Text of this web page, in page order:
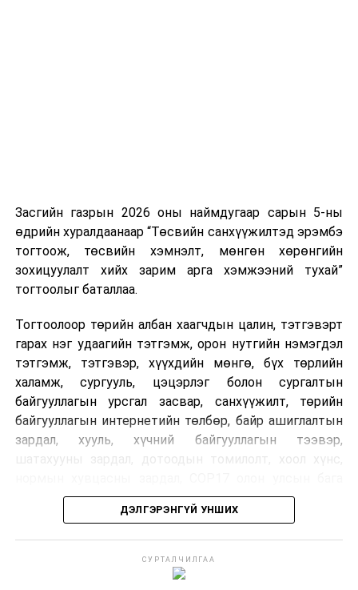
Шинэ хууль Францын зах зээлд үйлчилдэг гадаадын
дуудлагын төвүүдэд нөлөөлөхөөр байна. Тухайлбал,
Мароккогийн дуудлагын төвүүдийн орлогын 80 гаруй
хувь Францын зах зээлээс бүрддэг бөгөөд тус улсын
40–50 мянган ажлын байр эрсдэлд орж болзошгүйг
Засгийн газрын 2026 оны наймдугаар сарын 5-ны
өдрийн хуралдаанаар “Төсвийн санхүүжилтэд эрэмбэ
тогтоож, төсвийн хэмнэлт, мөнгөн хөрөнгийн
зохицуулалт хийх зарим арга хэмжээний тухай”
тогтоолыг баталлаа.
Тогтоолоор төрийн албан хаагчдын цалин, тэтгэвэрт
гарах нэг удаагийн тэтгэмж, орон нутгийн нэмэгдэл
тэтгэмж, тэтгэвэр, хүүхдийн мөнгө, бүх төрлийн
халамж, сургууль, цэцэрлэг болон сургалтын
байгууллагын урсгал засвар, санхүүжилт, төрийн
байгууллагын интернетийн төлбөр, байр ашиглалтын
зардал, хууль, хүчний байгууллагын тээвэр,
хурлын зардал, Засгийн газрын өр, орон нутгийн нөөц
хөрөнгийн санхүүжилтийг хэвийн үргэлжлүүлэхээр
шийдвэрлэжээ.
Харин дараах зардлыг хязгаарлахаар болсон байна.
ДЭЛГЭРЭНГҮЙ УНШИХ
СУРТАЛЧИЛГАА